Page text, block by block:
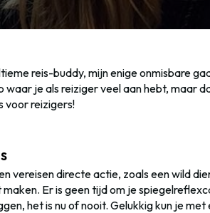
reis-buddy, mijn enige onmisbare
waar je als reiziger veel aan hebt, maar
voor reizigers!
vereisen directe actie, zoals een wild
Er is geen tijd om je
het is nu of nooit. Gelukkig kun je